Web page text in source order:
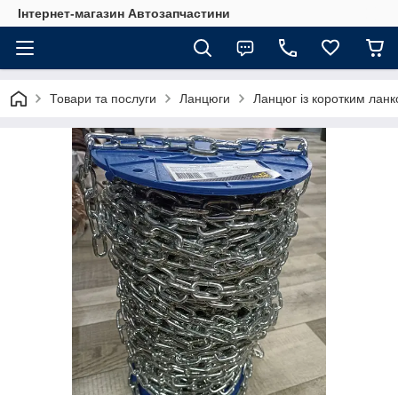
Інтернет-магазин Автозапчастини
Товари та послуги Ланцюги Ланцюг із коротким